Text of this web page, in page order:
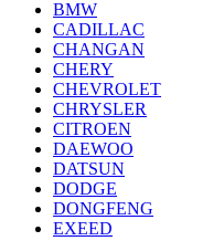
BMW
CADILLAC
CHANGAN
CHERY
CHEVROLET
CHRYSLER
CITROEN
DAEWOO
DATSUN
DODGE
DONGFENG
EXEED